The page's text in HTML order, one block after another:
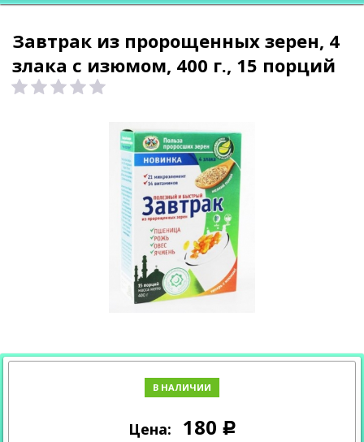
Завтрак из пророщенных зерен, 4
злака с изюмом, 400 г., 15 порций
В НАЛИЧИИ
Цена: 180 Р